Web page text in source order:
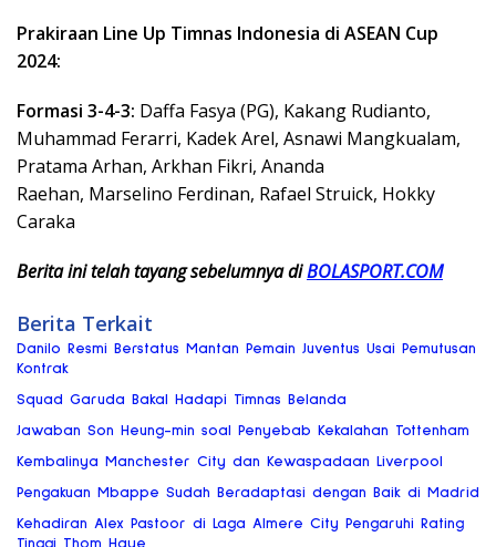
Prakiraan Line Up Timnas Indonesia di ASEAN Cup
2024:
Formasi 3-4-3: Daffa Fasya (PG), Kakang Rudianto,
Muhammad Ferarri, Kadek Arel, Asnawi Mangkualam,
Pratama Arhan, Arkhan Fikri, Ananda
Raehan, Marselino Ferdinan, Rafael Struick, Hokky
Caraka
Berita ini telah tayang sebelumnya diBOLASPORT.COM
Berita Terkait
Danilo Resmi Berstatus Mantan Pemain Juventus Usai Pemutusan
Kontrak
Squad Garuda Bakal Hadapi Timnas Belanda
Jawaban Son Heung-min soal Penyebab Kekalahan Tottenham
Kembalinya Manchester City dan Kewaspadaan Liverpool
Pengakuan Mbappe Sudah Beradaptasi dengan Baik di Madrid
Kehadiran Alex Pastoor di Laga Almere City Pengaruhi Rating
Tinggi Thom Haye